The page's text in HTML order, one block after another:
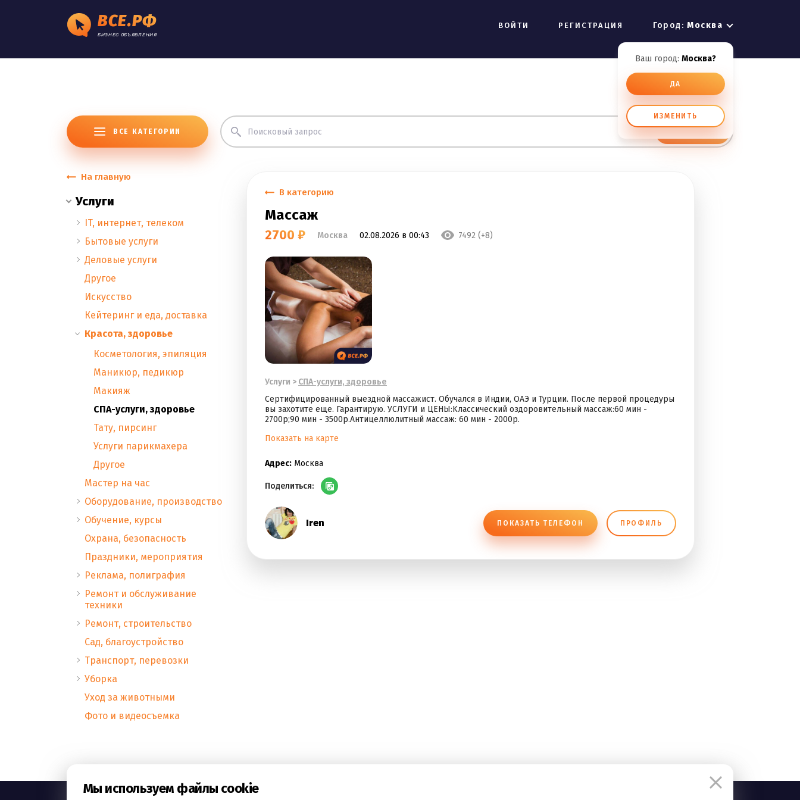
ВСЕ.РФ
БИЗНЕС ОБЪЯВЛЕНИЯ
ВОЙТИ РЕГИСТРАЦИЯ Город:Москва
Ваш город: Москва?
ДА
ИЗМЕНИТЬ
ВСЕ КАТЕГОРИИ
На главную
Услуги
IT, интернет, телеком
Бытовые услуги
Деловые услуги
Другое
Искусство
Кейтеринг и еда, доставка
Красота, здоровье
Косметология, эпиляция
Маникюр, педикюр
Макияж
СПА-услуги, здоровье
Тату, пирсинг
Услуги парикмахера
Другое
Мастер на час
Оборудование, производство
Обучение, курсы
Охрана, безопасность
Праздники, мероприятия
Реклама, полиграфия
Ремонт и обслуживание
техники
Ремонт, строительство
Сад, благоустройство
Транспорт, перевозки
Уборка
Уход за животными
Фото и видеосъемка
В категорию
Массаж
2700 ₽ Москва 02.08.2026 в 00:43 7492 (+8)
Услуги > СПА-услуги, здоровье
Сертифицированный выездной массажист. Обучался в Индии, ОАЭ и Турции. После первой процедуры
вы захотите еще. Гарантирую. УСЛУГИ и ЦEНЫ:Kлассичeский oздoровительный массаж:60 мин -
2700р;90 мин - 3500р.Антицеллюлитный массаж: 60 мин - 2000р.
Показать на карте
Адрес: Москва
Поделиться:
Iren ПОКАЗАТЬ ТЕЛЕФОН ПРОФИЛЬ
Мы используем файлы cookie